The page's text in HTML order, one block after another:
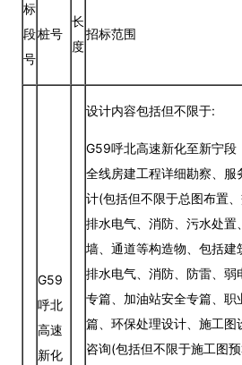
标
段
号
桩号
长
度
招标范围
G59
呼北
高速
新化
设计内容包括但不限于:
G59呼北高速新化至新宁段
全线房建工程详细勘察、
计(包括但不限于总图布置
排水电气、消防、污水处置
墙、通道等构造物、包括
排水电气、消防、防雷、
专篇、加油站安全专篇、
篇、环保处理设计、施工
咨询(包括但不限于施工图